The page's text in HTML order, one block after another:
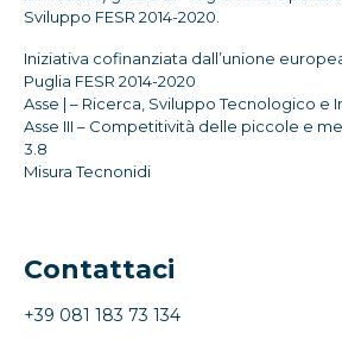
Sviluppo FESR 2014-2020.
Iniziativa cofinanziata dall’unione
Puglia FESR 2014-2020
Asse | – Ricerca, Sviluppo Tecnologico e
Asse III – Competitività delle piccole e
3.8
Misura Tecnonidi
Contattaci
+39 081 183 73 134